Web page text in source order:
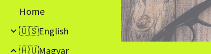
Home
🇺🇸English
🇭🇺Magyar